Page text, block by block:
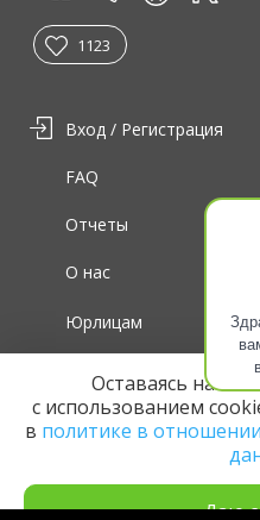
1123
Вход / Регистрация
Для волонтеров
Юрлицам
О нас
Отчеты
FAQ
Оставаясь на
с использованием
в политике в
Даю